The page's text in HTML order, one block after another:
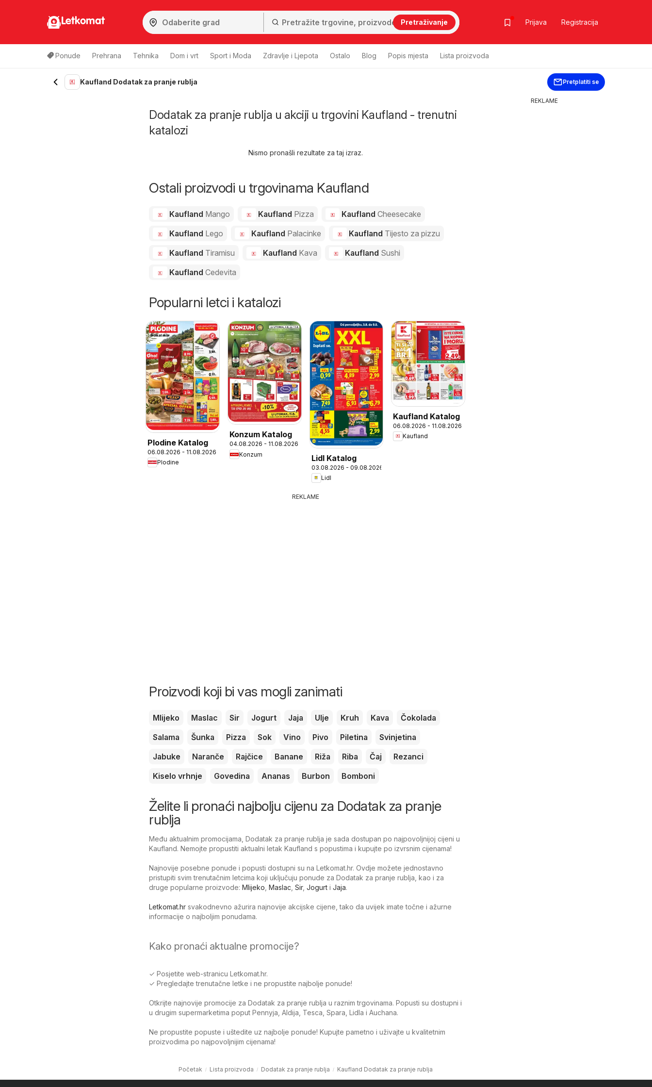
Letkomat Pretraživanje Prijava Registracija
Ponude Prehrana Tehnika Dom i vrt Sport i Moda Zdravlje i Ljepota Ostalo Blog Popis mjesta Lista proizvoda
Kaufland Dodatak za pranje rublja Pretplatiti se
Dodatak za pranje rublja u akciji u trgovini Kaufland - trenutni
katalozi
Nismo pronašli rezultate za taj izraz.
Ostali proizvodi u trgovinama Kaufland
Kaufland Mango Kaufland Pizza KauflandCheesecake
Kaufland Lego Kaufland Palacinke Kaufland Tijesto za pizzu
Kaufland Tiramisu Kaufland Kava Kaufland Sushi
Kaufland Cedevita
Popularni letci i katalozi
Plodine Katalog
06.08.2026 - 11.08.2026
Plodine
Konzum Katalog
04.08.2026 - 11.08.2026
Konzum
Lidl Katalog
03.08.2026 - 09.08.2026
Lidl
Kaufland Katalog
06.08.2026 - 11.08.2026
Kaufland
REKLAME
Proizvodi koji bi vas mogli zanimati
Mlijeko Maslac Sir Jogurt Jaja Ulje Kruh Kava
Čokolada
Salama
Šunka Pizza Sok Vino Pivo Piletina
Svinjetina
Jabuke
Naranče Rajčice Banane Riža Riba Čaj
Rezanci
Kiselo vrhnje
Govedina Ananas Burbon Bomboni
Želite li pronaći najbolju cijenu za Dodatak za pranje
rublja
Među aktualnim promocijama, Dodatak za pranje rublja je sada dostupan po najpovoljnijoj cijeni u
Kaufland. Nemojte propustiti aktualni letak Kaufland s popustima i kupujte po izvrsnim cijenama!
Najnovije posebne ponude i popusti dostupni su na Letkomat.hr. Ovdje možete jednostavno
pristupiti svim trenutačnim letcima koji uključuju ponude za Dodatak za pranje rublja, kao i za
druge popularne proizvode: Mlijeko Maslac Sir, Jogurt i Jaja.
Letkomat.hr svakodnevno ažurira najnovije akcijske cijene, tako da uvijek imate točne i ažurne
informacije o najboljim ponudama.
Kako pronaći aktualne promocije?
✓ Posjetite web-stranicu Letkomat.hr.
✓ Pregledajte trenutačne letke i ne propustite najbolje ponude!
Otkrijte najnovije promocije za Dodatak za pranje rublja u raznim trgovinama. Popusti su dostupni i
u drugim supermarketima poput Pennyja, Aldija, Tesca, Spara, Lidla i Auchana.
Ne propustite popuste i uštedite uz najbolje ponude! Kupujte pametno i uživajte u kvalitetnim
proizvodima po najpovoljnijim cijenama!
Početak Lista proizvoda Dodatak za pranje rublja Kaufland Dodatak za pranje rublja
REKLAME